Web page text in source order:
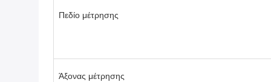
Πεδίο μέτρησης
Άξονας μέτρησης